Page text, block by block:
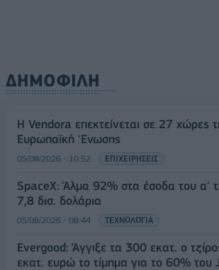
ΔΗΜΟΦΙΛΗ
Η Vendora επεκτείνεται σε 27 χώρες
Ευρωπαϊκή 'Ενωσης
05/08/2026 - 10:52 ΕΠΙΧΕΙΡΗΣΕΙΣ
SpaceX: Άλμα 92% στα έσοδα του α'
7,8 δισ. δολάρια
05/08/2026 - 08:44 ΤΕΧΝΟΛΟΓΙΑ
Evergood: Άγγιξε τα 300 εκατ. ο
εκατ. ευρώ το τίμημα για το 60% του